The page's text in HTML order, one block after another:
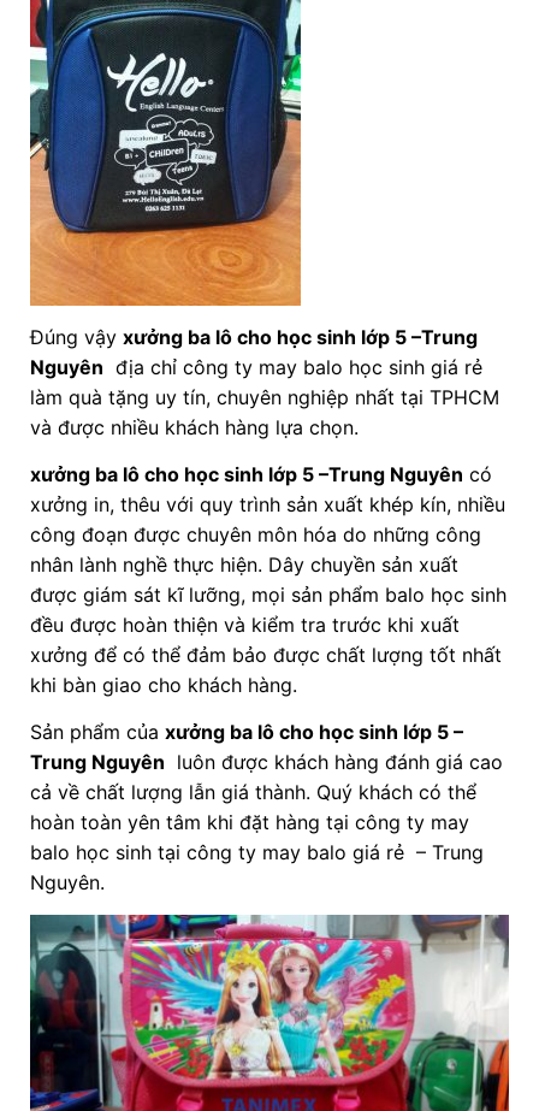
Đúng vậy xưởng ba lô cho học sinh lớp 5–Trung
Nguyên địa chỉ công ty may balo học sinh giá rẻ
làm quà tặng uy tín, chuyên nghiệp nhất tại TPHCM
và được nhiều khách hàng lựa chọn.
xưởng ba lô cho học sinh lớp 5 –Trung Nguyên có
xưởng in, thêu với quy trình sản xuất khép kín, nhiều
công đoạn được chuyên môn hóa do những công
nhân lành nghề thực hiện. Dây chuyền sản xuất
được giám sát kĩ lưỡng, mọi sản phẩm balo học sinh
đều được hoàn thiện và kiểm tra trước khi xuất
xưởng để có thể đảm bảo được chất lượng tốt nhất
khi bàn giao cho khách hàng.
Sản phẩm của xưởng ba lô cho học sinh lớp 5–
Trung Nguyên luôn được khách hàng đánh giá cao
cả về chất lượng lẫn giá thành. Quý khách có thể
hoàn toàn yên tâm khi đặt hàng tại công ty may
balo học sinh tại công ty may balo giá rẻ – Trung
Nguyên.